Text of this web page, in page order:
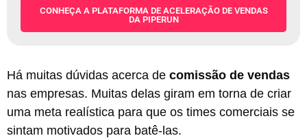
CONHEÇA A PLATAFORMA DE ACELERAÇÃO DE VENDAS
DA PIPERUN
Há muitas dúvidas acerca de comissão de vendas
nas empresas. Muitas delas giram em torna de criar
uma meta realística para que os times comerciais se
sintam motivados para batê-las.